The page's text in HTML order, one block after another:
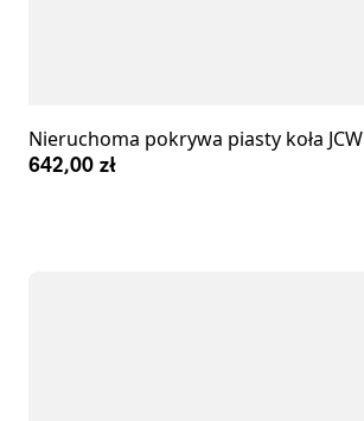
Nieruchoma pokrywa piasty koła JCW
642,00 zł